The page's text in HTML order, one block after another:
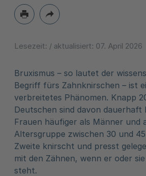
Lesezeit: / aktualisiert: 07. April 2026
Bruxismus – so lautet der
Begriff fürs Zahnknirschen – ist
verbreitetes Phänomen. Knapp
Deutschen sind davon
Frauen häufiger als Männer und
Altersgruppe zwischen 30 und
Zweite knirscht und presst
mit den Zähnen, wenn er oder
steht.